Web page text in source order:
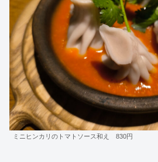
ミニヒンカリのトマトソース和え 830円